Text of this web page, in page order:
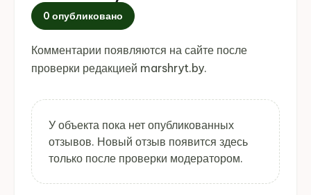
0 опубликовано
Комментарии появляются на сайте после
проверки редакцией marshryt.by.
У объекта пока нет опубликованных
отзывов. Новый отзыв появится здесь
только после проверки модератором.